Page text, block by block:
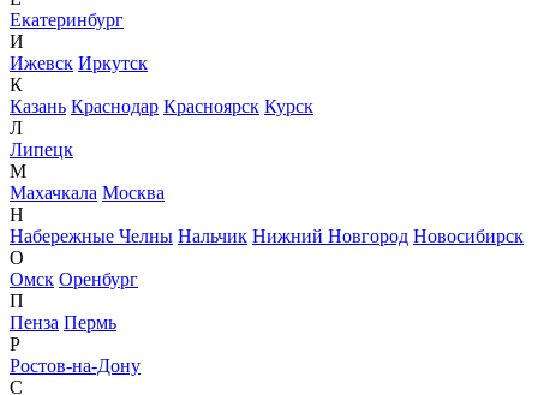
Екатеринбург
И
Ижевск Иркутск
К
Казань Краснодар Красноярск Курск
Л
Липецк
М
Махачкала Москва
Н
Набережные Челны Нальчик Нижний Новгород Новосибирск
О
Омск Оренбург
П
Пенза Пермь
Р
Ростов-на-Дону
С